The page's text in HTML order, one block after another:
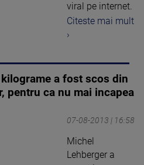
viral pe internet.
Citeste mai mult
›
a fost scos din
pentru ca nu mai incapea
07-08-2013 | 16:58
Michel
Lehberger a